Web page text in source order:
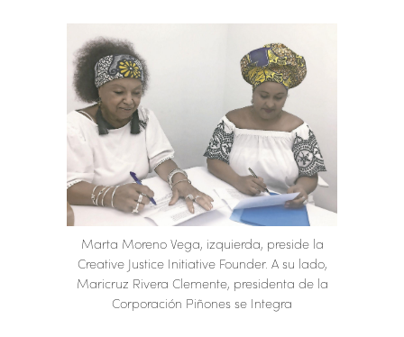
Marta Moreno Vega, izquierda, preside la
Creative Justice Initiative Founder. A su lado,
Maricruz Rivera Clemente, presidenta de la
Corporación Piñones se Integra